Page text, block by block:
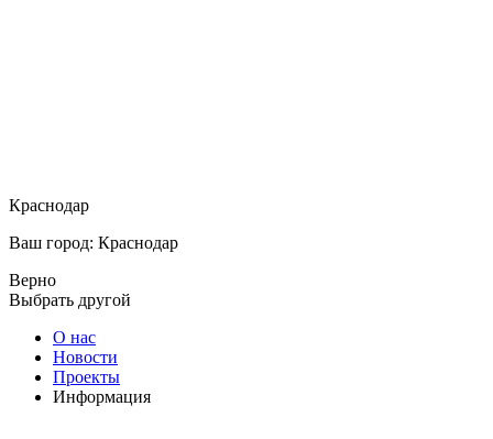
Краснодар
Ваш город: Краснодар
Верно
Выбрать другой
О нас
Новости
Проекты
Информация